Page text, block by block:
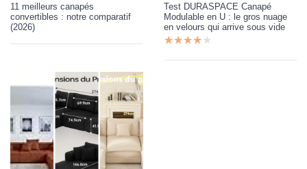
11 meilleurs canapés
convertibles : notre comparatif
(2026)
Test DURASPACE Canapé
Modulable en U : le gros nuage
en velours qui arrive sous vide
★★★★★
★★★★★